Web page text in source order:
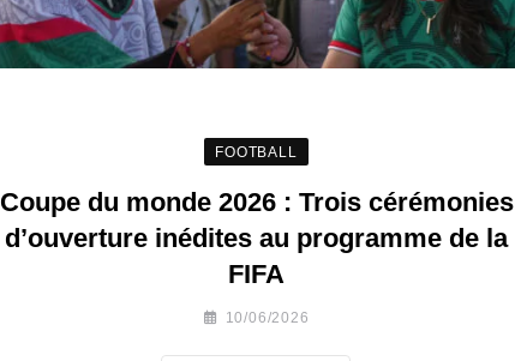
FOOTBALL
Coupe du monde 2026 : Trois cérémonies
d’ouverture inédites au programme de la
FIFA
10/06/2026